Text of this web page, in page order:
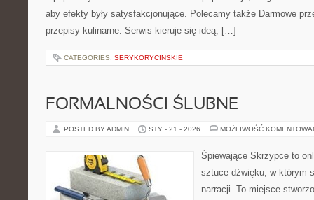
aby efekty były satysfakcjonujące. Polecamy także Darmowe
przepisy kulinarne. Serwis kieruje się ideą, […]
CATEGORIES: SERYKORYCINSKIE
FORMALNOŚCI ŚLUBNE
POSTED BY ADMIN STY - 21 - 2026 MOŻLIWOŚĆ
Śpiewające Skrzypce to
sztuce dźwięku, w którym
narracji. To miejsce